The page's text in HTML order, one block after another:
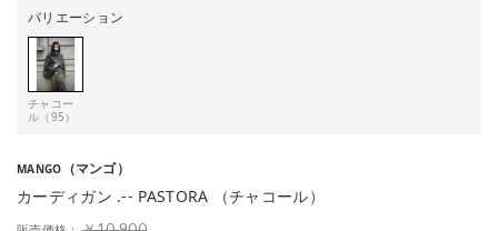
バリエーション
チャコー
ル（95）
MANGO （マンゴ）
カーディガン .-- PASTORA （チャコール）